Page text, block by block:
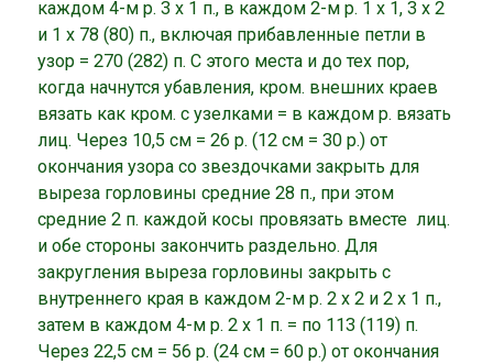
каждом 4-м р. 3 х 1 п., в каждом 2-м р. 1 х 1, 3 х 2
и 1 х 78 (80) п., включая прибавленные петли в
узор = 270 (282) п. С этого места и до тех пор,
когда начнутся убавления, кром. внешних краев
вязать как кром. с узелками = в каждом р. вязать
лиц. Через 10,5 см = 26 р. (12 см = 30 р.) от
окончания узора со звездочками закрыть для
выреза горловины средние 28 п., при этом
средние 2 п. каждой косы провязать вместе лиц.
и обе стороны закончить раздельно. Для
закругления выреза горловины закрыть с
внутреннего края в каждом 2-м р. 2 х 2 и 2 х 1 п.,
затем в каждом 4-м р. 2 х 1 п. = по 113 (119) п.
Через 22,5 см = 56 р. (24 см = 60 р.) от окончания